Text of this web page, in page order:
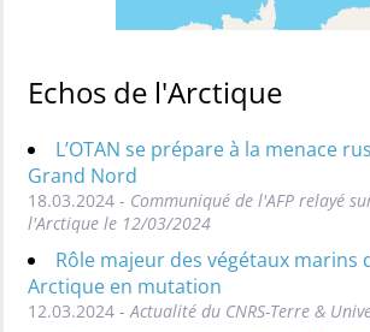
Echos de l'Arctique
L’OTAN se prépare à la menace
Grand Nord
18.03.2024 - Communiqué de l'AFP relayé
l'Arctique le 12/03/2024
Rôle majeur des végétaux marins
Arctique en mutation
12.03.2024 - Actualité du CNRS-Terre &